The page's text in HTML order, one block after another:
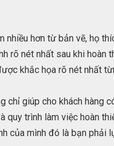
nhiều hơn từ bản vẽ, họ
rõ nét nhất sau khi hoàn
khắc họa rõ nét nhất
chỉ giúp cho khách hàng
quy trình làm việc hoàn
của mình đó là bạn